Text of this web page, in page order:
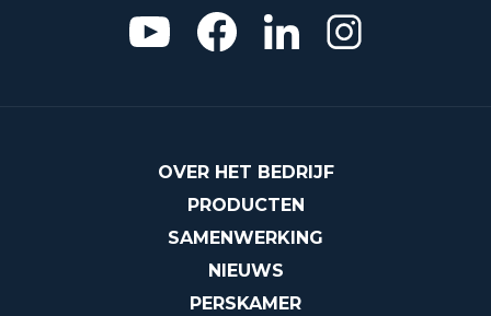
OVER HET BEDRIJF
PRODUCTEN
SAMENWERKING
NIEUWS
PERSKAMER